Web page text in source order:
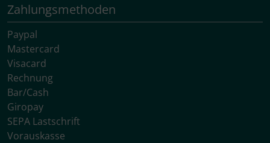
Zahlungsmethoden
Paypal
Mastercard
Visacard
Rechnung
Bar/Cash
Giropay
SEPA Lastschrift
Vorauskasse